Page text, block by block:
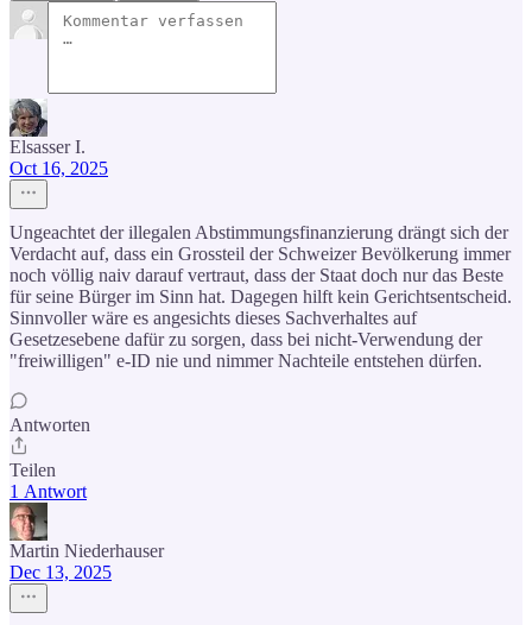
Elsasser I.
Oct 16, 2025
Ungeachtet der illegalen Abstimmungsfinanzierung drängt sich der
Verdacht auf, dass ein Grossteil der Schweizer Bevölkerung immer
noch völlig naiv darauf vertraut, dass der Staat doch nur das Beste
für seine Bürger im Sinn hat. Dagegen hilft kein Gerichtsentscheid.
Sinnvoller wäre es angesichts dieses Sachverhaltes auf
Gesetzesebene dafür zu sorgen, dass bei nicht-Verwendung der
"freiwilligen" e-ID nie und nimmer Nachteile entstehen dürfen.
Antworten
Teilen
1 Antwort
Martin Niederhauser
Dec 13, 2025